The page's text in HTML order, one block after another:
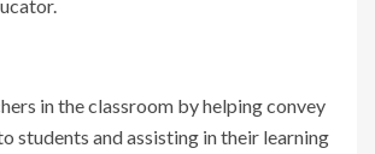
in the classroom by helping convey
students and assisting in their learning